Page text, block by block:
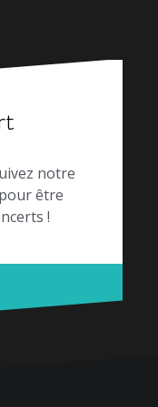
notre
pour être
!